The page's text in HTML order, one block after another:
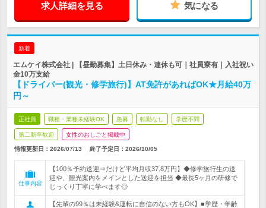
求人詳細を見る 気になる
新着
エムケイ株式会社 | 【昼勤募集】土日休み・連休も可｜社員寮有｜入社祝い
金10万支給
【ドライバー(観光・修学旅行)】AT免許があればOK★月給40万
円～
正社員 職種・業種未経験OK 急募 転勤なし 学歴不問
第二新卒歓迎 女性のおしごと掲載中
情報更新日：2026/07/13 終了予定日： 2026/10/05
仕事内容
【100％予約送迎⇒だけど平均月収37.8万円】◆修学旅行生の送
迎や、観光案内をメインとした送迎を担当 ◆最長5ヶ月の研修で
じっくり丁寧に学べます◎
【先輩の99％は未経験&運転に自信のない方もOK】■学歴・年齢